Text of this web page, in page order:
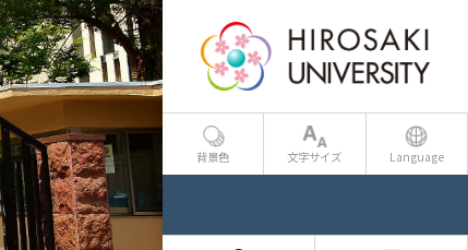
背景色 文字サイズ Language